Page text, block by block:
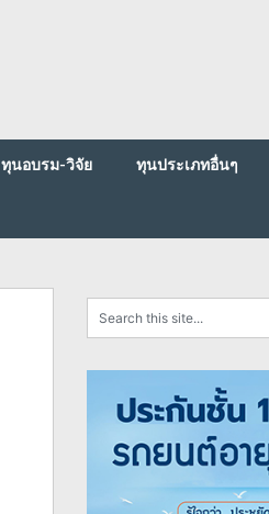
ทุนอบรม-วิจัย ทุนประเภทอื่นๆ